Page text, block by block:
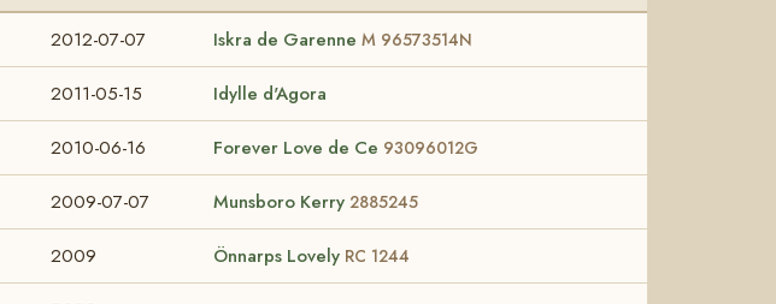
2012-07-07 Iskra de Garenne M 96573514N
2011-05-15 Idylle d'Agora
2010-06-16 Forever Love de Ce 93096012G
2009-07-07 Munsboro Kerry 2885245
2009 Önnarps Lovely RC 1244